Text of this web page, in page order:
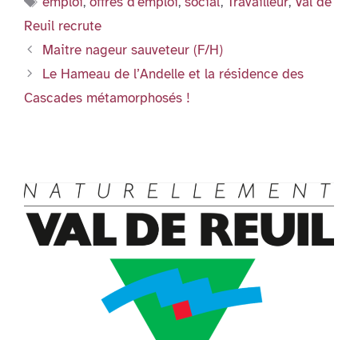
o
o
k
g
er
n
dl
y
Reuil recrute
Maitre nageur sauveteur (F/H)
Le Hameau de l’Andelle et la résidence des
Cascades métamorphosés !